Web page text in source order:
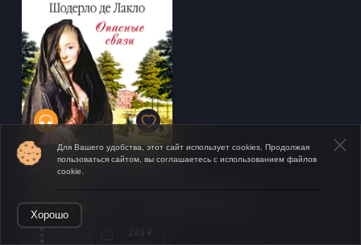
Опасные связи
249 ₽
Для Вашего удобства, этот сайт использует cookies. Продолжая
пользоваться сайтом, вы соглашаетесь с использованием файлов
cookie.
Хорошо